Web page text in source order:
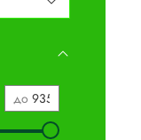
до